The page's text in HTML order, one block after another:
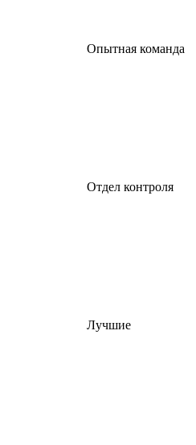
Опытная команда
Отдел контроля
Лучшие